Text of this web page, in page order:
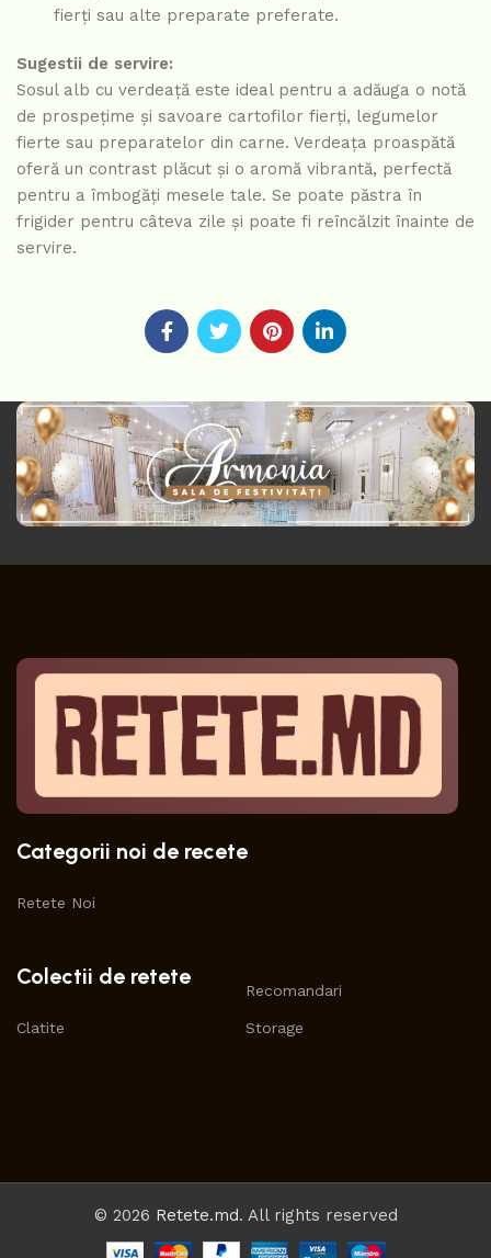
fierți sau alte preparate preferate.
Sugestii de servire:
Sosul alb cu verdeață este ideal pentru a adăuga o notă
de prospețime și savoare cartofilor fierți, legumelor
fierte sau preparatelor din carne. Verdeața proaspătă
oferă un contrast plăcut și o aromă vibrantă, perfectă
pentru a îmbogăți mesele tale. Se poate păstra în
frigider pentru câteva zile și poate fi reîncălzit înainte de
servire.
Categorii noi de recete
Retete Noi
Colectii de retete
Clatite
Recomandari
Storage
© 2026 Retete.md. All rights reserved